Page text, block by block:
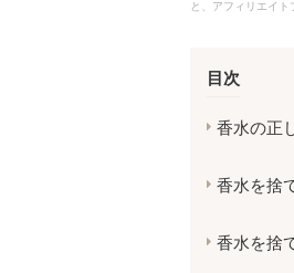
と、アフィリエイト
目次
香水の正
香水を捨
香水を捨